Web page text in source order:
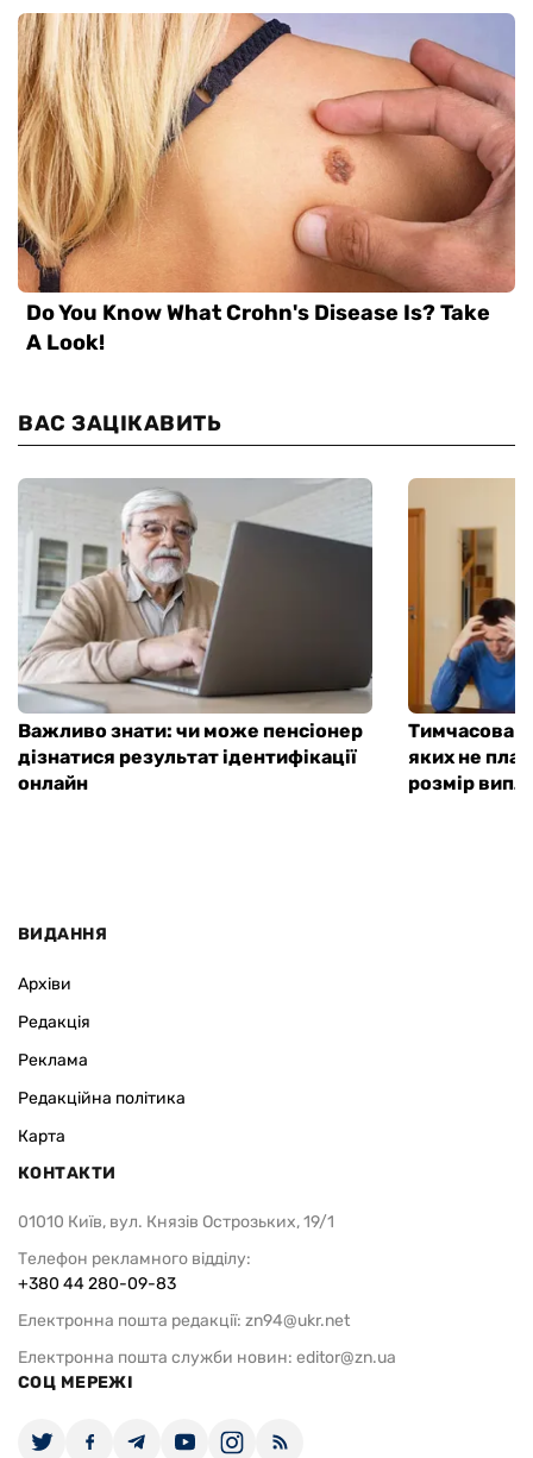
ВАС ЗАЦІКАВИТЬ
Важливо знати: чи може пенсіонер
дізнатися результат ідентифікації
онлайн
Тимчасова
яких не
розмір
ВИДАННЯ
Архіви
Редакція
Реклама
Редакційна політика
Карта
КОНТАКТИ
01010 Київ, вул. Князів Острозьких, 19/1
Телефон рекламного відділу:
+380 44 280-09-83
Електронна пошта редакції: zn94@ukr.net
Електронна пошта служби новин: editor@zn.ua
СОЦ МЕРЕЖІ